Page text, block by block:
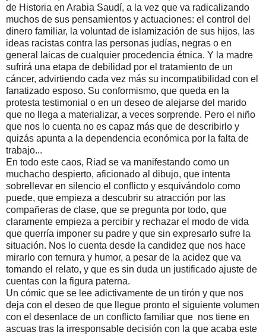
de Historia en Arabia Saudí, a la vez que va radicalizando
muchos de sus pensamientos y actuaciones: el control del
dinero familiar, la voluntad de islamización de sus hijos, las
ideas racistas contra las personas judías, negras o en
general laicas de cualquier procedencia étnica. Y la madre
sufrirá una etapa de debilidad por el tratamiento de un
cáncer, advirtiendo cada vez más su incompatibilidad con el
fanatizado esposo. Su conformismo, que queda en la
protesta testimonial o en un deseo de alejarse del marido
que no llega a materializar, a veces sorprende. Pero el niño
que nos lo cuenta no es capaz más que de describirlo y
quizás apunta a la dependencia económica por la falta de
trabajo...
En todo este caos, Riad se va manifestando como un
muchacho despierto, aficionado al dibujo, que intenta
sobrellevar en silencio el conflicto y esquivándolo como
puede, que empieza a descubrir su atracción por las
compañeras de clase, que se pregunta por todo, que
claramente empieza a percibir y rechazar el modo de vida
que querría imponer su padre y que sin expresarlo sufre la
situación. Nos lo cuenta desde la candidez que nos hace
mirarlo con ternura y humor, a pesar de la acidez que va
tomando el relato, y que es sin duda un justificado ajuste de
cuentas con la figura paterna.
Un cómic que se lee adictivamente de un tirón y que nos
deja con el deseo de que llegue pronto el siguiente volumen
con el desenlace de un conflicto familiar que nos tiene en
ascuas tras la irresponsable decisión con la que acaba este